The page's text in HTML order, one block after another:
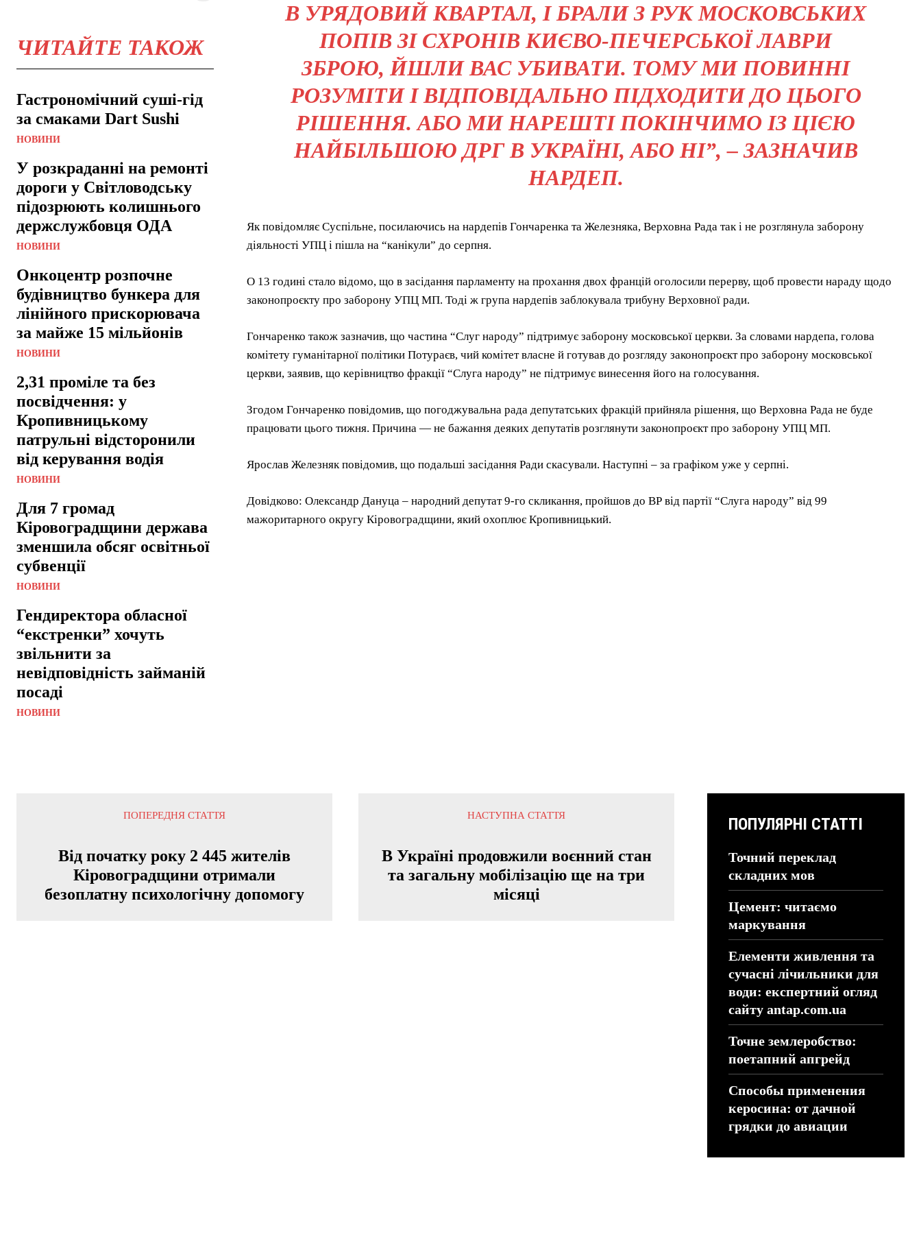
ЧИТАЙТЕ ТАКОЖ
Гастрономічний суші-гід
за смаками Dart Sushi
НОВИНИ
У розкраданні на ремонті
дороги у Світловодську
підозрюють колишнього
держслужбовця ОДА
НОВИНИ
Онкоцентр розпочне
будівництво бункера для
лінійного прискорювача
за майже 15 мільйонів
НОВИНИ
2,31 проміле та без
посвідчення: у
Кропивницькому
патрульні відсторонили
від керування водія
НОВИНИ
Для 7 громад
Кіровоградщини держава
зменшила обсяг освітньої
субвенції
НОВИНИ
Гендиректора обласної
“екстренки” хочуть
звільнити за
невідповідність займаній
посаді
НОВИНИ
В УРЯДОВИЙ КВАРТАЛ, І БРАЛИ З РУК МОСКОВСЬКИХ
ПОПІВ ЗІ СХРОНІВ КИЄВО-ПЕЧЕРСЬКОЇ ЛАВРИ
ЗБРОЮ, ЙШЛИ ВАС УБИВАТИ. ТОМУ МИ ПОВИННІ
РОЗУМІТИ І ВІДПОВІДАЛЬНО ПІДХОДИТИ ДО ЦЬОГО
РІШЕННЯ. АБО МИ НАРЕШТІ ПОКІНЧИМО ІЗ ЦІЄЮ
НАЙБІЛЬШОЮ ДРГ В УКРАЇНІ, АБО НІ”, – ЗАЗНАЧИВ
НАРДЕП.
Як повідомляє Суспільне, посилаючись на нардепів Гончаренка та Железняка, Верховна Рада так і не розглянула заборону
діяльності УПЦ і пішла на “канікули” до серпня.
О 13 годині стало відомо, що в засідання парламенту на прохання двох францій оголосили перерву, щоб провести нараду щодо
законопроєкту про заборону УПЦ МП. Тоді ж група нардепів заблокувала трибуну Верховної ради.
Гончаренко також зазначив, що частина “Слуг народу” підтримує заборону московської церкви. За словами нардепа, голова
комітету гуманітарної політики Потураєв, чий комітет власне й готував до розгляду законопроєкт про заборону московської
церкви, заявив, що керівництво фракції “Слуга народу” не підтримує винесення його на голосування.
Згодом Гончаренко повідомив, що погоджувальна рада депутатських фракцій прийняла рішення, що Верховна Рада не буде
працювати цього тижня. Причина — не бажання деяких депутатів розглянути законопроєкт про заборону УПЦ МП.
Ярослав Железняк повідомив, що подальші засідання Ради скасували. Наступні – за графіком уже у серпні.
Довідково: Олександр Дануца – народний депутат 9-го скликання, пройшов до ВР від партії “Слуга народу” від 99
мажоритарного округу Кіровоградщини, який охоплює Кропивницький.
ПОПЕРЕДНЯ СТАТТЯ
Від початку року 2 445 жителів
Кіровоградщини отримали
безоплатну психологічну допомогу
НАСТУПНА СТАТТЯ
В Україні продовжили воєнний стан
та загальну мобілізацію ще на три
місяці
ПОПУЛЯРНІ СТАТТІ
Точний переклад
складних мов
Цемент: читаємо
маркування
Елементи живлення та
сучасні лічильники для
води: експертний огляд
сайту antap.com.ua
Точне землеробство:
поетапний апгрейд
Способы применения
керосина: от дачной
грядки до авиации